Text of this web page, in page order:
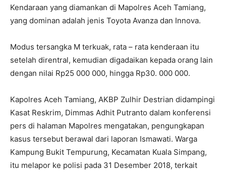
Kendaraan yang diamankan di Mapolres Aceh Tamiang,
yang dominan adalah jenis Toyota Avanza dan Innova.
Modus tersangka M terkuak, rata – rata kenderaan itu
setelah direntral, kemudian digadaikan kepada orang lain
dengan nilai Rp25 000 000, hingga Rp30. 000 000.
Kapolres Aceh Tamiang, AKBP Zulhir Destrian didampingi
Kasat Reskrim, Dimmas Adhit Putranto dalam konferensi
pers di halaman Mapolres mengatakan, pengungkapan
kasus tersebut berawal dari laporan Ismawati. Warga
Kampung Bukit Tempurung, Kecamatan Kuala Simpang,
itu melapor ke polisi pada 31 Desember 2018, terkait